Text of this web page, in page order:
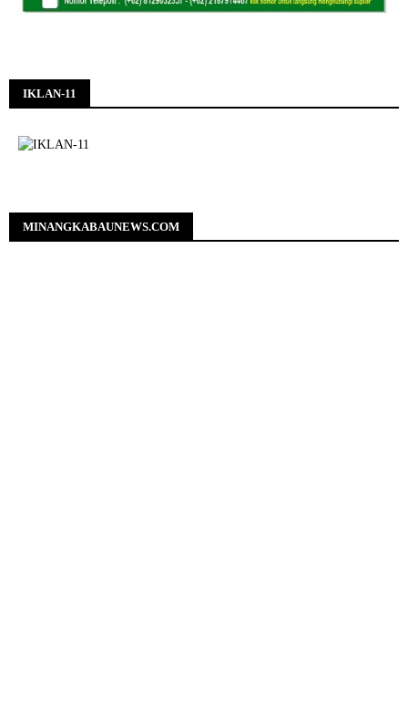
IKLAN-11
MINANGKABAUNEWS.COM